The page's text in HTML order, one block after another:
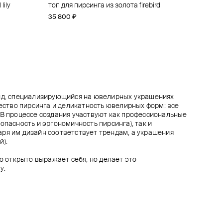
lily
топ для пирсинга из золота firebird
35 800 ₽
топ для пирсинга из золота elizabeth
35 100 ₽
топ для пирсинга snowflake big из золота
33 300 ₽
топ для пирсинга из золота prium
39 600 ₽
специализирующийся на ювелирных украшениях
пирсинга и деликатность ювелирных форм: все
процессе создания участвуют как профессиональные
и эргономичность пирсинга), так и
им дизайн соответствует трендам, а украшения
открыто выражает себя, но делает это